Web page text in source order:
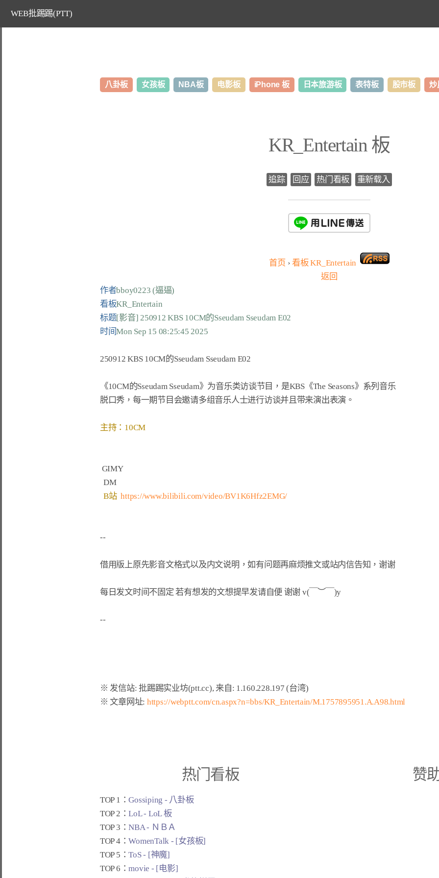
WEB批踢踢(PTT)
八卦板 女孩板 NBA板 电影板 iPhone 板 日本旅游板 表特板 股市板 炒
KR_Entertain 板
追踪 回应 热门看板 重新载入
首页 › 看板KR_Entertain
返回
作者bboy0223 (逼逼)
看板KR_Entertain
标题[影音] 250912 KBS 10CM的Sseudam Sseudam E02
时间Mon Sep 15 08:25:45 2025
250912 KBS 10CM的Sseudam Sseudam E02
《10CM的Sseudam Sseudam》为音乐类访谈节目，是KBS《The Seasons》系列音乐
脱口秀，每一期节目会邀请多组音乐人士进行访谈并且带来演出表演。
主持：10CM
GIMY
  DM
  B站
https://www.bilibili.com/video/BV1K6Hfz2EMG/
--
借用版上原先影音文格式以及内文说明，如有问题再麻烦推文或站内信告知，谢谢
每日发文时间不固定 若有想发的文想提早发请自便 谢谢 v(￣︶￣)y
※ 文章网址: https://webptt.com/cn.aspx?n=bbs/KR_Entertain/M.1757895951.A.A98.html
热门看板
TOP 1：Gossiping - 八卦板
TOP 2：LoL - LoL 板
TOP 3：NBA - ＮＢＡ
TOP 4：WomenTalk - [女孩板]
TOP 5：ToS - [神魔]
TOP 6：movie - [电影]
赞